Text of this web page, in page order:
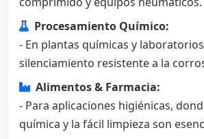
Procesamiento Químico:
- En plantas químicas y
silenciamiento resistente a la
Alimentos & Farmacia:
- Para aplicaciones higiénicas,
química y la fácil limpieza son